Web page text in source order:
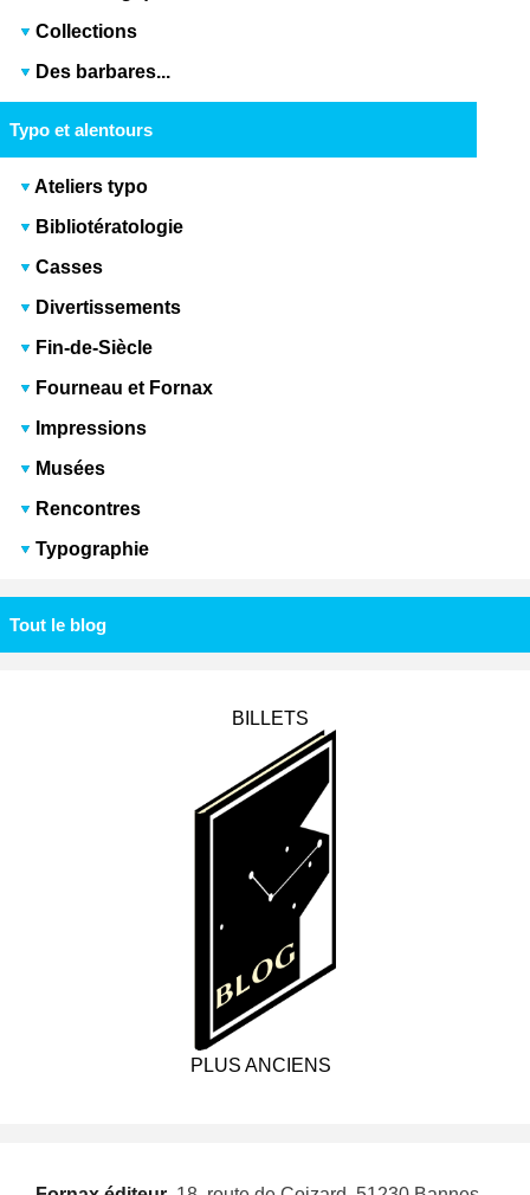
Collections
Des barbares...
Typo et alentours
Ateliers typo
Bibliotératologie
Casses
Divertissements
Fin-de-Siècle
Fourneau et Fornax
Impressions
Musées
Rencontres
Typographie
Tout le blog
BILLETS
PLUS ANCIENS